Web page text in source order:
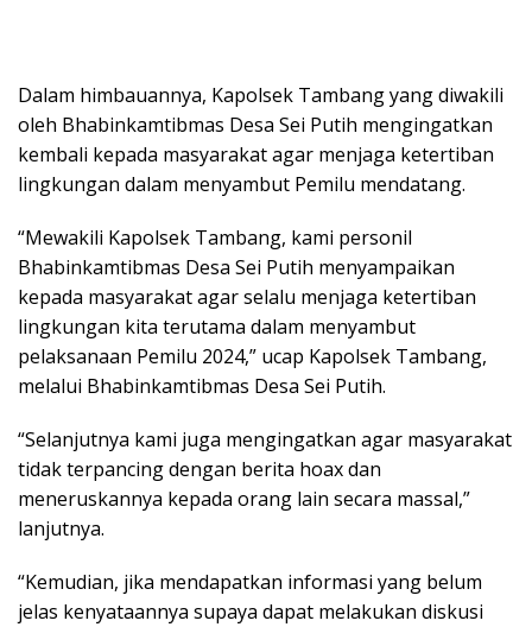
Dalam himbauannya, Kapolsek Tambang yang diwakili
oleh Bhabinkamtibmas Desa Sei Putih mengingatkan
kembali kepada masyarakat agar menjaga ketertiban
lingkungan dalam menyambut Pemilu mendatang.
“Mewakili Kapolsek Tambang, kami personil
Bhabinkamtibmas Desa Sei Putih menyampaikan
kepada masyarakat agar selalu menjaga ketertiban
lingkungan kita terutama dalam menyambut
pelaksanaan Pemilu 2024,” ucap Kapolsek Tambang,
melalui Bhabinkamtibmas Desa Sei Putih.
“Selanjutnya kami juga mengingatkan agar masyarakat
tidak terpancing dengan berita hoax dan
meneruskannya kepada orang lain secara massal,”
lanjutnya.
“Kemudian, jika mendapatkan informasi yang belum
jelas kenyataannya supaya dapat melakukan diskusi